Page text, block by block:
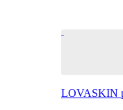
LOVASKIN